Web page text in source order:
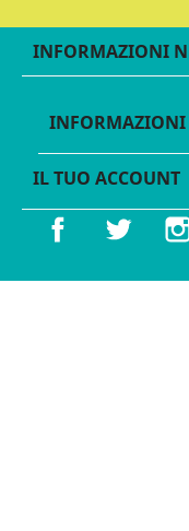
INFORMAZIONI
INFORMAZIONI
IL TUO ACCOUNT
Facebook Twitter